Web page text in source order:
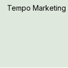
Tempo